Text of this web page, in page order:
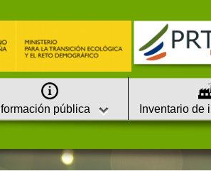
pública Inventario de